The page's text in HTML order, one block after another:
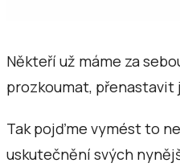
Někteří už máme za
prozkoumat, přenastavit
Tak pojďme vymést to
uskutečnění svých